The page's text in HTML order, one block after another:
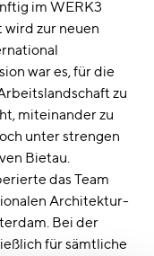
im WERK3
zur neuen
war es, für die
zu
miteinander zu
unter strengen
Bietau.
das Team
Architektur-
Bei der
für sämtliche